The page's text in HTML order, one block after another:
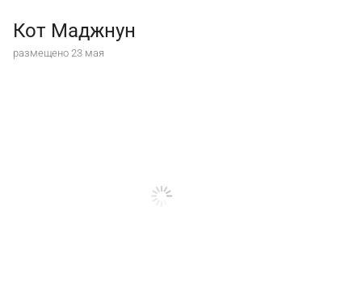
Кот Маджнун
размещено 23 мая